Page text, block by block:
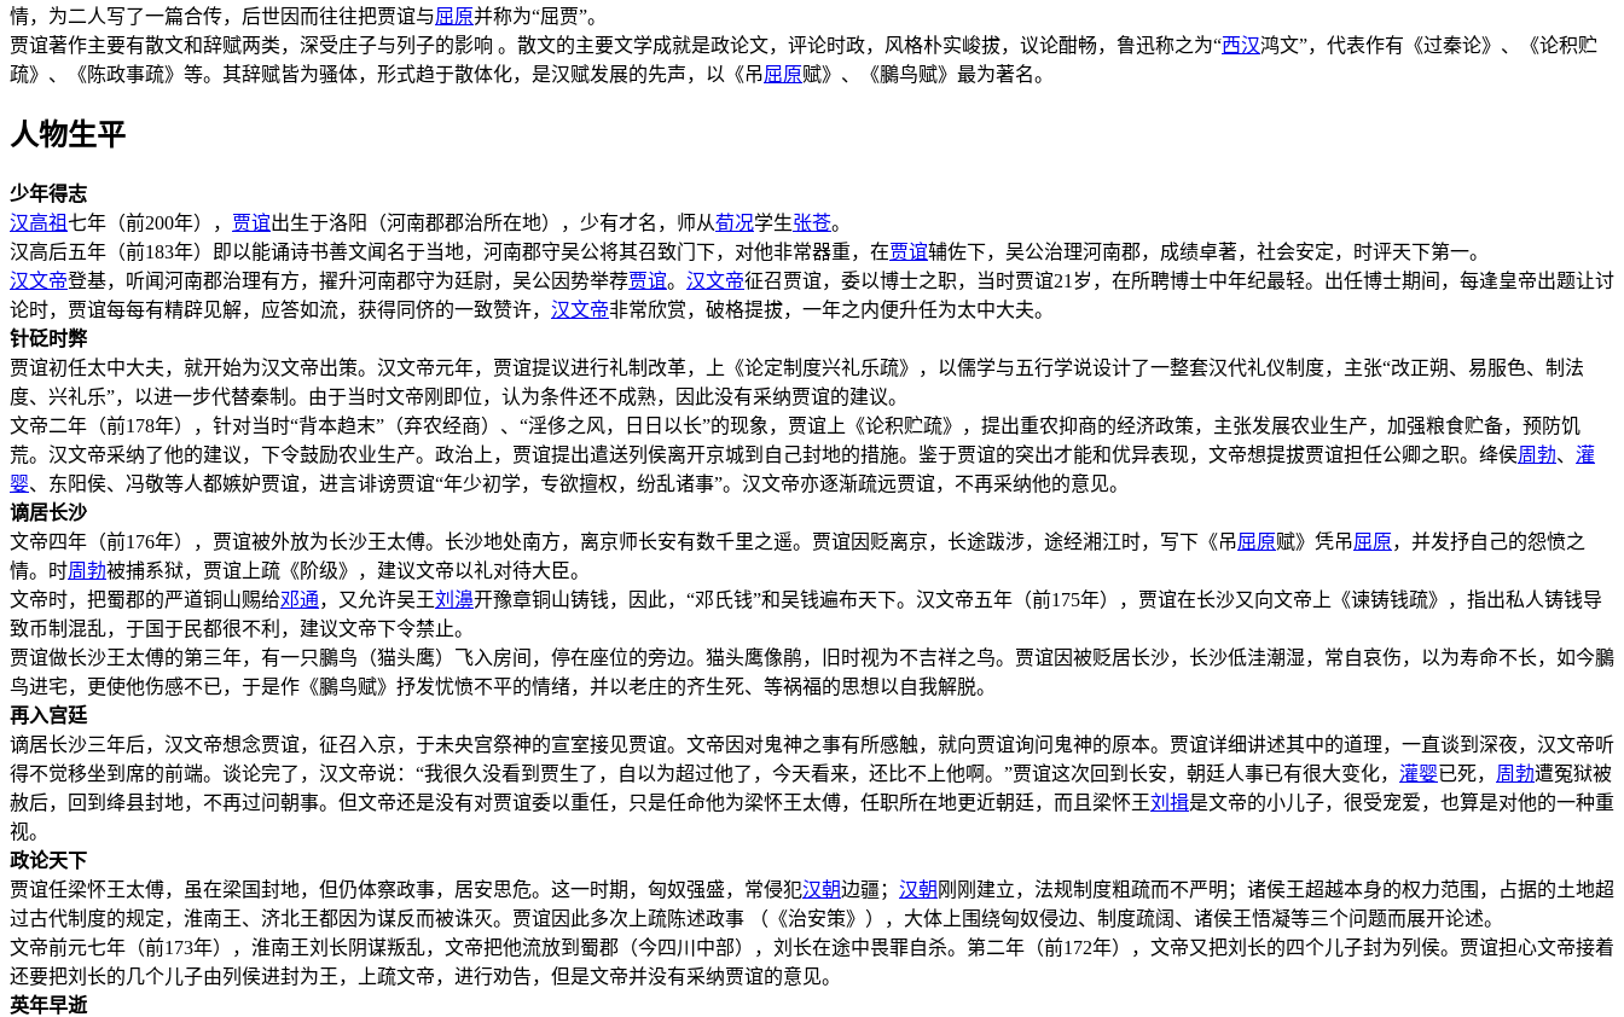
情，为二人写了一篇合传，后世因而往往把贾谊与屈原并称为“屈贾”。
贾谊著作主要有散文和辞赋两类，深受庄子与列子的影响 。散文的主要文学成就是政论文，评论时政，风格朴实峻拔，议论酣畅，鲁迅称之为“西汉鸿文”，代表作有《过秦论》、《论积贮
疏》、《陈政事疏》等。其辞赋皆为骚体，形式趋于散体化，是汉赋发展的先声，以《吊屈原赋》、《鵩鸟赋》最为著名。
人物生平
少年得志
汉高祖七年（前200年）， 贾谊出生于洛阳（河南郡郡治所在地），少有才名，师从荀况学生张苍。
汉高后五年（前183年）即以能诵诗书善文闻名于当地，河南郡守吴公将其召致门下，对他非常器重，在贾谊辅佐下，吴公治理河南郡，成绩卓著，社会安定，时评天下第一。
汉文帝登基，听闻河南郡治理有方，擢升河南郡守为廷尉，吴公因势举荐贾谊。 汉文帝征召贾谊，委以博士之职，当时贾谊21岁，在所聘博士中年纪最轻。出任博士期间，每逢皇帝出题让讨
论时，贾谊每每有精辟见解，应答如流，获得同侪的一致赞许， 汉文帝非常欣赏，破格提拔，一年之内便升任为太中大夫。
针砭时弊
贾谊初任太中大夫，就开始为汉文帝出策。汉文帝元年，贾谊提议进行礼制改革，上《论定制度兴礼乐疏》，以儒学与五行学说设计了一整套汉代礼仪制度，主张“改正朔、易服色、制法
度、兴礼乐”，以进一步代替秦制。由于当时文帝刚即位，认为条件还不成熟，因此没有采纳贾谊的建议。
文帝二年（前178年），针对当时“背本趋末”（弃农经商）、“淫侈之风，日日以长”的现象，贾谊上《论积贮疏》，提出重农抑商的经济政策，主张发展农业生产，加强粮食贮备，预防饥
荒。汉文帝采纳了他的建议，下令鼓励农业生产。政治上，贾谊提出遣送列侯离开京城到自己封地的措施。鉴于贾谊的突出才能和优异表现，文帝想提拔贾谊担任公卿之职。绛侯周勃、 灌
婴、东阳侯、冯敬等人都嫉妒贾谊，进言诽谤贾谊“年少初学，专欲擅权，纷乱诸事”。汉文帝亦逐渐疏远贾谊，不再采纳他的意见。
谪居长沙
文帝四年（前176年），贾谊被外放为长沙王太傅。长沙地处南方，离京师长安有数千里之遥。贾谊因贬离京，长途跋涉，途经湘江时，写下《吊屈原赋》凭吊屈原，并发抒自己的怨愤之
情。时周勃被捕系狱，贾谊上疏《阶级》，建议文帝以礼对待大臣。
文帝时，把蜀郡的严道铜山赐给邓通，又允许吴王刘濞开豫章铜山铸钱，因此，“邓氏钱”和吴钱遍布天下。汉文帝五年（前175年），贾谊在长沙又向文帝上《谏铸钱疏》，指出私人铸钱导
致币制混乱，于国于民都很不利，建议文帝下令禁止。
贾谊做长沙王太傅的第三年，有一只鵩鸟（猫头鹰）飞入房间，停在座位的旁边。猫头鹰像鹃，旧时视为不吉祥之鸟。贾谊因被贬居长沙，长沙低洼潮湿，常自哀伤，以为寿命不长，如今鵩
鸟进宅，更使他伤感不已，于是作《鵩鸟赋》抒发忧愤不平的情绪，并以老庄的齐生死、等祸福的思想以自我解脱。
再入宫廷
谪居长沙三年后，汉文帝想念贾谊，征召入京，于未央宫祭神的宣室接见贾谊。文帝因对鬼神之事有所感触，就向贾谊询问鬼神的原本。贾谊详细讲述其中的道理，一直谈到深夜，汉文帝听
得不觉移坐到席的前端。谈论完了，汉文帝说：“我很久没看到贾生了，自以为超过他了，今天看来，还比不上他啊。”贾谊这次回到长安，朝廷人事已有很大变化， 灌婴已死， 周勃遭冤狱被
赦后，回到绛县封地，不再过问朝事。但文帝还是没有对贾谊委以重任，只是任命他为梁怀王太傅，任职所在地更近朝廷，而且梁怀王刘揖是文帝的小儿子，很受宠爱，也算是对他的一种重
视。
政论天下
贾谊任梁怀王太傅，虽在梁国封地，但仍体察政事，居安思危。这一时期，匈奴强盛，常侵犯汉朝边疆； 汉朝 刚刚建立，法规制度粗疏而不严明；诸侯王超越本身的权力范围，占据的土地超
过古代制度的规定，淮南王、济北王都因为谋反而被诛灭。贾谊因此多次上疏陈述政事 （《治安策》），大体上围绕匈奴侵边、制度疏阔、诸侯王悟凝等三个问题而展开论述。
文帝前元七年（前173年），淮南王刘长阴谋叛乱，文帝把他流放到蜀郡（今四川中部），刘长在途中畏罪自杀。第二年（前172年），文帝又把刘长的四个儿子封为列侯。贾谊担心文帝接着
还要把刘长的几个儿子由列侯进封为王，上疏文帝，进行劝告，但是文帝并没有采纳贾谊的意见。
英年早逝